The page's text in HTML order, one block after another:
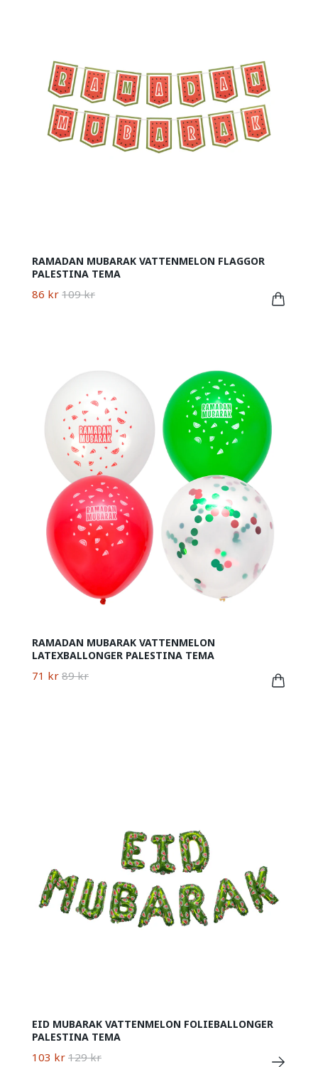
RAMADAN MUBARAK VATTENMELON FLAGGOR
PALESTINA TEMA
86 kr 109 kr
RAMADAN MUBARAK VATTENMELON
LATEXBALLONGER PALESTINA TEMA
71 kr 89 kr
EID MUBARAK VATTENMELON FOLIEBALLONGER
PALESTINA TEMA
103 kr 129 kr